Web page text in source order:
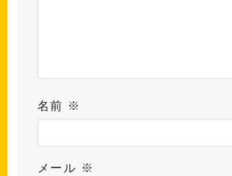
名前 ※
メール ※